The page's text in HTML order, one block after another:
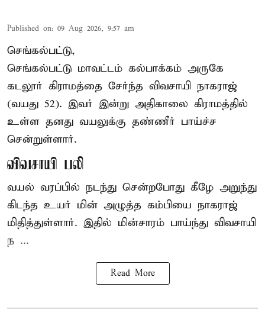
Published on: 09 Aug 2026, 9:57 am
செங்கல்பட்டு,
செங்கல்பட்டு மாவட்டம் கல்பாக்கம் அருகே
கடலூர் கிராமத்தை சேர்ந்த விவசாயி நாகராஜ்
(வயது 52). இவர் இன்று அதிகாலை கிராமத்தில்
உள்ள தனது வயலுக்கு தண்ணீர் பாய்ச்ச
சென்றுள்ளார்.
விவசாயி பலி
வயல் வரப்பில் நடந்து சென்றபோது கீழே அறுந்து
கிடந்த உயர் மின் அழுத்த கம்பியை நாகராஜ்
மிதித்துள்ளார். இதில் மின்சாரம் பாய்ந்து விவசாயி
ந ...
Read More